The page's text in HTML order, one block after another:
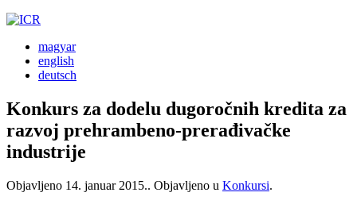
magyar
english
deutsch
Konkurs za dodelu dugoročnih kredita za
razvoj prehrambeno-prerađivačke
industrije
Objavljeno 14. januar 2015.. Objavljeno u Konkursi.